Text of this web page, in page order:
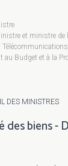
et ministre
au Budget et à la
DES MINISTRES
des biens -